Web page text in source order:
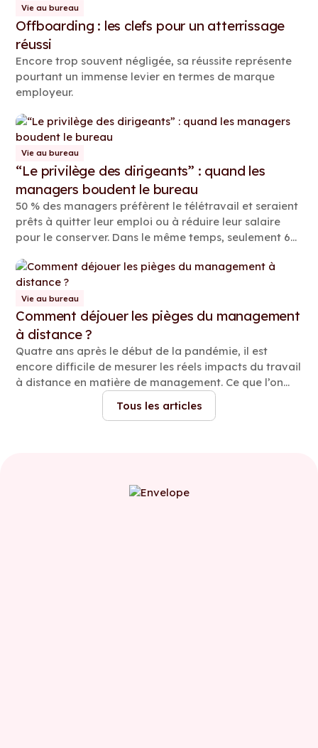
Vie au bureau
Offboarding : les clefs pour un atterrissage
réussi
Encore trop souvent négligée, sa réussite représente
pourtant un immense levier en termes de marque
employeur.
Vie au bureau
“Le privilège des dirigeants” : quand les
managers boudent le bureau
50 % des managers préfèrent le télétravail et seraient
prêts à quitter leur emploi ou à réduire leur salaire
pour le conserver. Dans le même temps, seulement 6
désertion des managers n’est pas sans conséquences
pour les équipes. Mais pour y remédier, encore faut-il
en comprendre les causes.
Vie au bureau
Comment déjouer les pièges du management
à distance ?
Quatre ans après le début de la pandémie, il est
encore difficile de mesurer les réels impacts du travail
à distance en matière de management. Ce que l’on
sait en revanche, c’est que 43% des managers
estiment que ce nouveau modèle organisationnel a
Tous les articles